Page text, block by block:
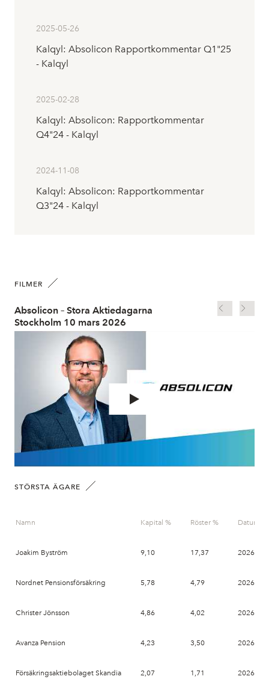
2025-05-26
Kalqyl: Absolicon Rapportkommentar Q1"25
- Kalqyl
2025-02-28
Kalqyl: Absolicon: Rapportkommentar
Q4"24 - Kalqyl
2024-11-08
Kalqyl: Absolicon: Rapportkommentar
Q3"24 - Kalqyl
FILMER
Absolicon – Stora Aktiedagarna
Stockholm 10 mars 2026
STÖRSTA ÄGARE
Namn Kapital % Röster % Datum
Joakim Byström 9,10 17,37 2026-
Nordnet Pensionsförsäkring 5,78 4,79 2026-
Christer Jönsson 4,86 4,02 2026-
Avanza Pension 4,23 3,50 2026-
Försäkringsaktiebolaget Skandia 2,07 1,71 2026-